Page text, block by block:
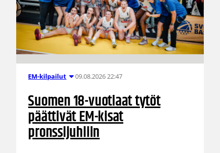
EM-kilpailut 09.08.2026 22:47
Suomen 18-vuotiaat tytöt
päättivät EM-kisat
pronssijuhliin